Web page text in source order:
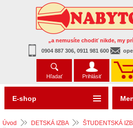
„a nemusíte chodiť nikde, my
0904 887 306, 0911 981 600
Hľadať Prihlásiť
Úvod DETSKÁ IZBA ŠTUDENTSKÁ
E-shop